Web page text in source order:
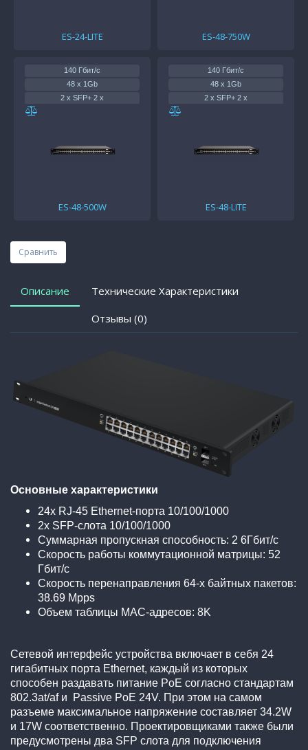
ES-24-LITE ES-48-750W
140 Гбит/с
48 x 1Gb
2 x SFP+ 2 x
ES-48-500W
140 Гбит/с
48 x 1Gb
2 x SFP+ 2 x
ES-48-LITE
Сравнить
Описание
Технические Характеристики
Отзывы (0)
Основные характеристики
24x RJ-45 Ethernet-порта 10/100/1000
2x SFP-слота 10/100/1000
Суммарная пропускная способность: 2 6Гбит/c
Скорость работы коммутационной матрицы: 52
Гбит/c
Скорость перенаправления 64-х байтных пакетов:
38.69 Mpps
Объем таблицы MAC-адресов: 8K
Сетевой интерфейс устройства включает в себя 24
гигабитных порта Ethernet, каждый из которых
способен раздавать питание PoE согласно стандартам
802.3at/af и Passive PoE 24V. При этом на самом
разъеме максимальное напряжение составляет 34.2W
и 17W соответственно. Проектировщиками также были
предусмотрены два SFP слота для подключения